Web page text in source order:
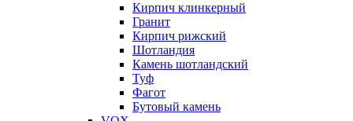
Кирпич клинкерный
Гранит
Кирпич рижский
Шотландия
Камень шотландский
Туф
Фагот
Бутовый камень